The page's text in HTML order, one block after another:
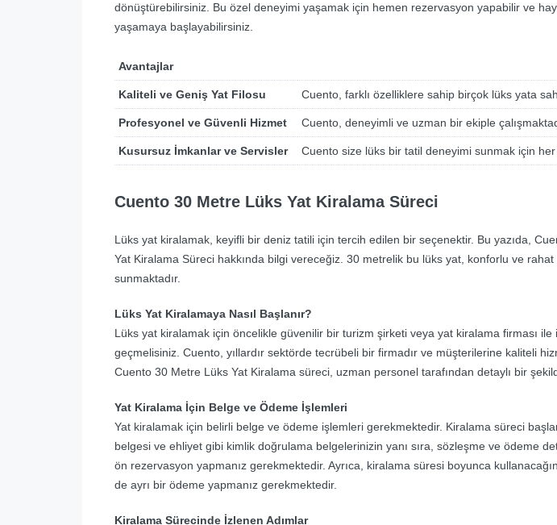
dönüştürebilirsiniz. Bu özel deneyimi yaşamak için hemen rezervasyon yapabilir ve
yaşamaya başlayabilirsiniz.
Avantajlar
Kaliteli ve Geniş Yat Filosu Cuento, farklı özelliklere sahip birçok lüks yata
Profesyonel ve Güvenli Hizmet Cuento, deneyimli ve uzman bir ekiple
Kusursuz İmkanlar ve Servisler Cuento size lüks bir tatil deneyimi sunmak için her
Cuento 30 Metre Lüks Yat Kiralama Süreci
Lüks yat kiralamak, keyifli bir deniz tatili için tercih edilen bir seçenektir. Bu yazıda,
Yat Kiralama Süreci hakkında bilgi vereceğiz. 30 metrelik bu lüks yat, konforlu ve
sunmaktadır.
Lüks Yat Kiralamaya Nasıl Başlanır?
Lüks yat kiralamak için öncelikle güvenilir bir turizm şirketi veya yat kiralama firması ile
geçmelisiniz. Cuento, yıllardır sektörde tecrübeli bir firmadır ve müşterilerine kaliteli
Cuento 30 Metre Lüks Yat Kiralama süreci, uzman personel tarafından detaylı bir
Yat Kiralama İçin Belge ve Ödeme İşlemleri
Yat kiralamak için belirli belge ve ödeme işlemleri gerekmektedir. Kiralama süreci
belgesi ve ehliyet gibi kimlik doğrulama belgelerinizin yanı sıra, sözleşme ve ödeme
ön rezervasyon yapmanız gerekmektedir. Ayrıca, kiralama süresi boyunca
de ayrı bir ödeme yapmanız gerekmektedir.
Kiralama Sürecinde İzlenen Adımlar